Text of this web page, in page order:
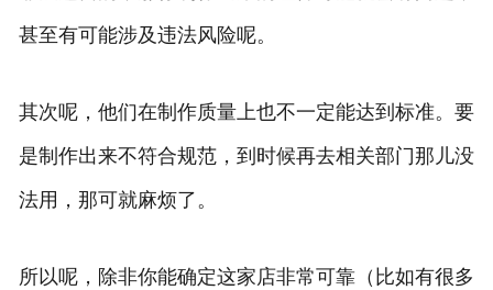
甚至有可能涉及违法风险呢。
其次呢，他们在制作质量上也不一定能达到标准。要
是制作出来不符合规范，到时候再去相关部门那儿没
法用，那可就麻烦了。
所以呢，除非你能确定这家店非常可靠（比如有很多